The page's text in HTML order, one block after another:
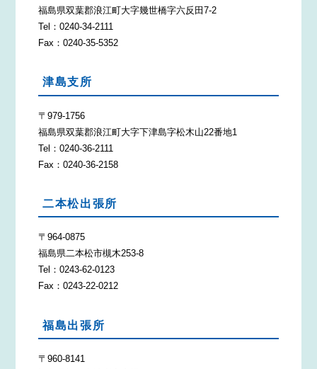
福島県双葉郡浪江町大字幾世橋字六反田7-2
Tel：0240-34-2111
Fax：0240-35-5352
津島支所
〒979-1756
福島県双葉郡浪江町大字下津島字松木山22番地1
Tel：0240-36-2111
Fax：0240-36-2158
二本松出張所
〒964-0875
福島県二本松市槻木253-8
Tel：0243-62-0123
Fax：0243-22-0212
福島出張所
〒960-8141